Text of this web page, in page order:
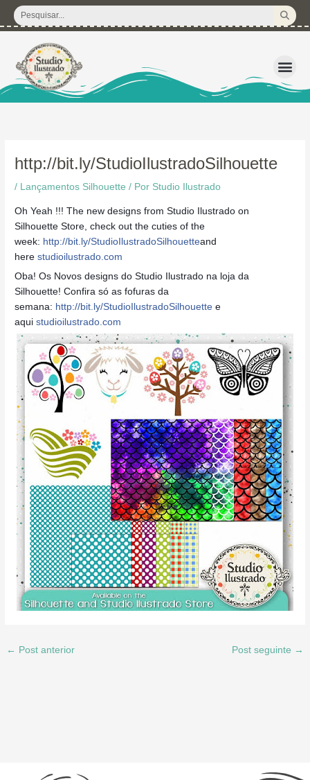
para
conteúdo
Pesquisar
...
http://bit.ly/StudioIlustradoSilhouette
/ Lançamentos Silhouette / Por Studio Ilustrado
Oh Yeah !!! The new designs from Studio Ilustrado on
Silhouette Store, check out the cuties of the
week: http://bit.ly/StudioIlustradoSilhouetteand
herestudioilustrado.com
Oba! Os Novos designs do Studio Ilustrado na loja da
Silhouette! Confira só as fofuras da
semana: http://bit.ly/StudioIlustradoSilhouette e
aquistudioilustrado.com
← Post anterior Post seguinte →